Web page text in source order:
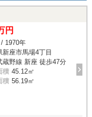
円
1970年
新座市馬場4丁目
蔵野線 新座 徒歩47分
積 45.12㎡
積 56.19㎡